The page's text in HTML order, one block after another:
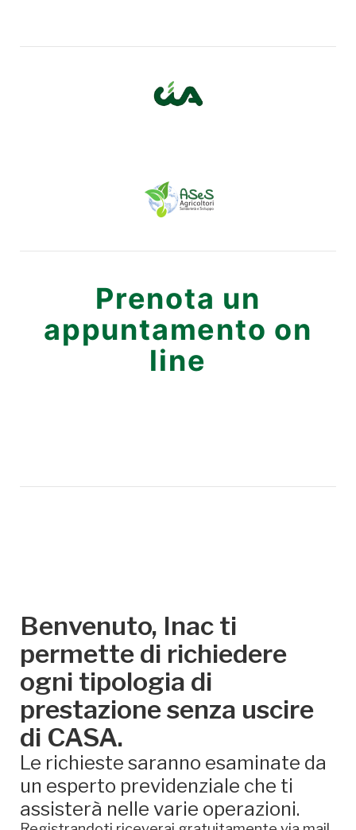
Prenota un
appuntamento on
line
Benvenuto, Inac ti
permette di richiedere
ogni tipologia di
prestazione senza uscire
di CASA.
Le richieste saranno esaminate da
un esperto previdenziale che ti
assisterà nelle varie operazioni.